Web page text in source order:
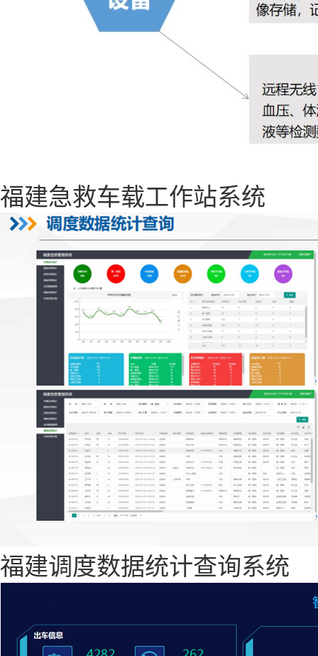
福建急救车载工作站系统
福建调度数据统计查询系统